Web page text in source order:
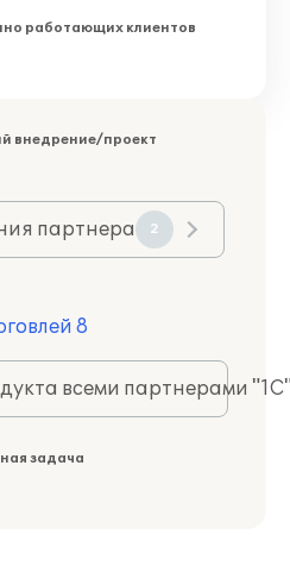
работающих клиентов
внедрение/проект
партнера 2
8
всеми партнерами
задача